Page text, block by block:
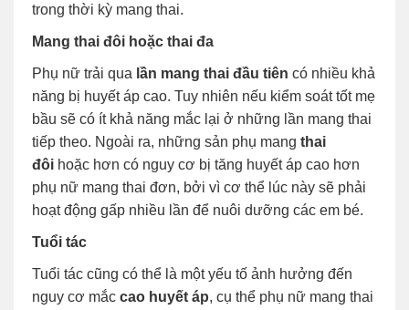
trong thời kỳ mang thai.
Mang thai đôi hoặc thai đa
Phụ nữ trải qua lần mang thai đầu tiên có nhiều khả
năng bị huyết áp cao. Tuy nhiên nếu kiểm soát tốt mẹ
bầu sẽ có ít khả năng mắc lại ở những lần mang thai
tiếp theo. Ngoài ra, những sản phụ mang thai
đôi hoặc hơn có nguy cơ bị tăng huyết áp cao hơn
phụ nữ mang thai đơn, bởi vì cơ thể lúc này sẽ phải
hoạt động gấp nhiều lần để nuôi dưỡng các em bé.
Tuổi tác
Tuổi tác cũng có thể là một yếu tố ảnh hưởng đến
nguy cơ mắc cao huyết áp, cụ thể phụ nữ mang thai